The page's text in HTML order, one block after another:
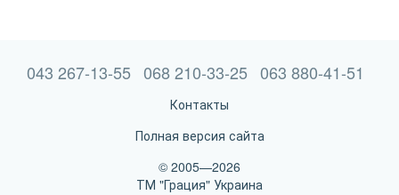
043 267-13-55 068 210-33-25 063 880-41-51
Контакты
Полная версия сайта
© 2005—2026
ТМ "Грация" Украина